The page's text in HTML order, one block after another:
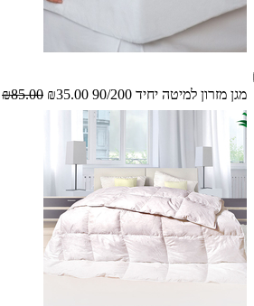
מגן מזרון למיטה יחיד 90/200 ₪35.00
₪85.00